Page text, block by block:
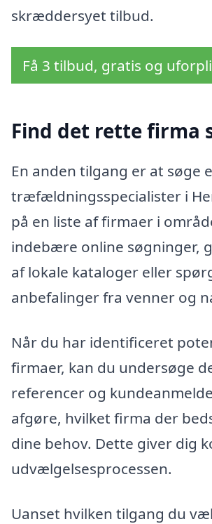
skræddersyet tilbud.
Få 3 tilbud, gratis og
Find det rette firma
En anden tilgang er at søge
træfældningsspecialister i
på en liste af firmaer i
indebære online søgninger,
af lokale kataloger eller
anbefalinger fra venner og
Når du har identificeret
firmaer, kan du undersøge
referencer og
afgøre, hvilket firma der
dine behov. Dette giver dig
udvælgelsesprocessen.
Uanset hvilken tilgang du